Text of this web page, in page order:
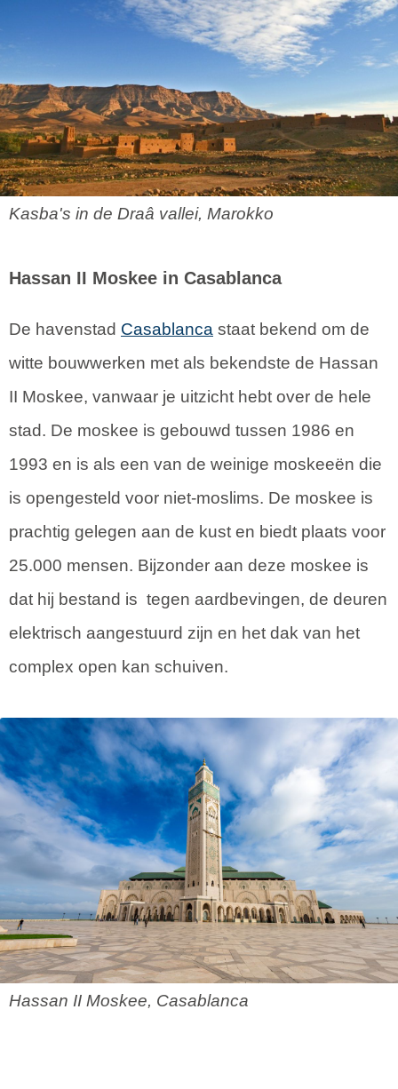
Kasba's in de Draâ vallei, Marokko
Hassan II Moskee in Casablanca
De havenstad Casablanca staat bekend om de
witte bouwwerken met als bekendste de Hassan
II Moskee, vanwaar je uitzicht hebt over de hele
stad. De moskee is gebouwd tussen 1986 en
1993 en is als een van de weinige moskeeën die
is opengesteld voor niet-moslims. De moskee is
prachtig gelegen aan de kust en biedt plaats voor
25.000 mensen. Bijzonder aan deze moskee is
dat hij bestand is tegen aardbevingen, de deuren
elektrisch aangestuurd zijn en het dak van het
complex open kan schuiven.
Hassan II Moskee, Casablanca